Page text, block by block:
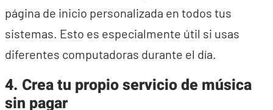
página de inicio personalizada en todos tus
sistemas. Esto es especialmente útil si usas
diferentes computadoras durante el día.
4. Crea tu propio servicio de música
sin pagar